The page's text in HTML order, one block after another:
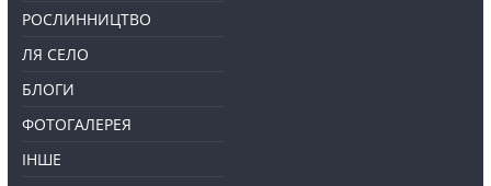
РОСЛИННИЦТВО
ЛЯ СЕЛО
БЛОГИ
ФОТОГАЛЕРЕЯ
ІНШЕ